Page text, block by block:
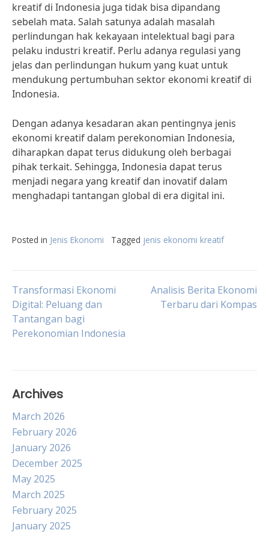
kreatif di Indonesia juga tidak bisa dipandang
sebelah mata. Salah satunya adalah masalah
perlindungan hak kekayaan intelektual bagi para
pelaku industri kreatif. Perlu adanya regulasi yang
jelas dan perlindungan hukum yang kuat untuk
mendukung pertumbuhan sektor ekonomi kreatif di
Indonesia.
Dengan adanya kesadaran akan pentingnya jenis
ekonomi kreatif dalam perekonomian Indonesia,
diharapkan dapat terus didukung oleh berbagai
pihak terkait. Sehingga, Indonesia dapat terus
menjadi negara yang kreatif dan inovatif dalam
menghadapi tantangan global di era digital ini.
Posted in Jenis Ekonomi Tagged jenis ekonomi kreatif
Post
navigation
Transformasi Ekonomi
Digital: Peluang dan
Tantangan bagi
Perekonomian Indonesia
Analisis Berita Ekonomi
Terbaru dari Kompas
Archives
March 2026
February 2026
January 2026
December 2025
May 2025
March 2025
February 2025
January 2025